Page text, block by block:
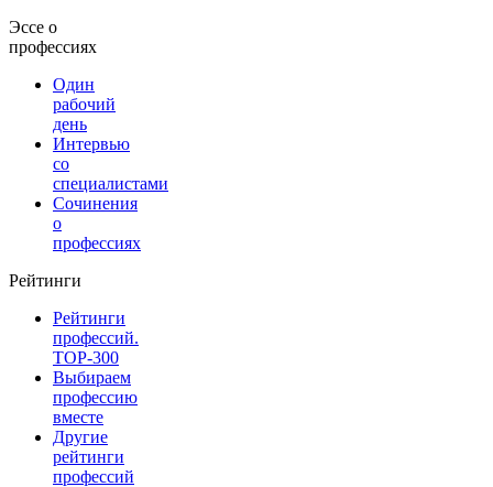
Эссе о
профессиях
Один
рабочий
день
Интервью
со
специалистами
Сочинения
о
профессиях
Рейтинги
Рейтинги
профессий.
TOP-300
Выбираем
профессию
вместе
Другие
рейтинги
профессий